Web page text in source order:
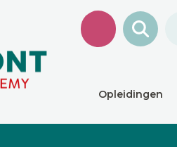
Opleidingen